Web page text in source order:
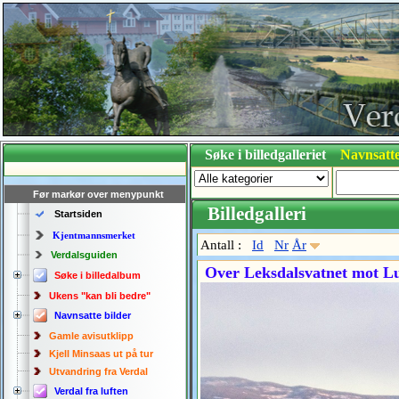
Før markør over menypunkt
Startsiden
Kjentmannsmerket
Verdalsguiden
Søke i billedalbum
Ukens "kan bli bedre"
Navnsatte bilder
Gamle avisutklipp
Kjell Minsaas ut på tur
Utvandring fra Verdal
Verdal fra luften
Søke i billedgalleriet
Billedgalleri
Antall : Id Nr År
Over Leksdalsvatnet mot